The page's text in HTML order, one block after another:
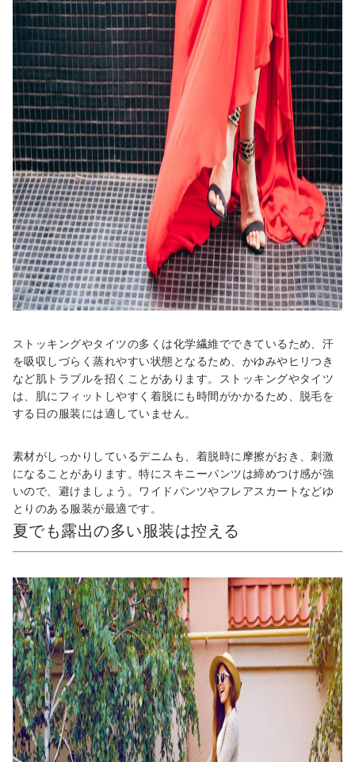
ストッキングやタイツの多くは化学繊維でできているため、汗
を吸収しづらく蒸れやすい状態となるため、かゆみやヒリつき
など肌トラブルを招くことがあります。ストッキングやタイツ
は、肌にフィットしやすく着脱にも時間がかかるため、脱毛を
する日の服装には適していません。
素材がしっかりしているデニムも、着脱時に摩擦がおき、刺激
になることがあります。特にスキニーパンツは締めつけ感が強
いので、避けましょう。ワイドパンツやフレアスカートなどゆ
とりのある服装が最適です。
夏でも露出の多い服装は控える